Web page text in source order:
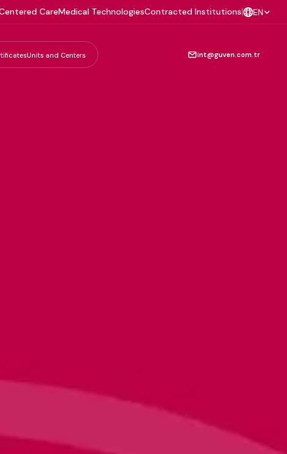
CareMedical TechnologiesContracted Institutions| EN
Units and Centers int@guven.com.tr